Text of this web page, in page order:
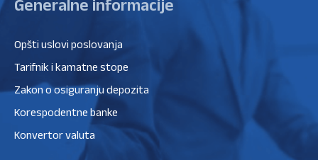
Generalne informacije
Opšti uslovi poslovanja
Tarifnik i kamatne stope
Zakon o osiguranju depozita
Korespodentne banke
Konvertor valuta